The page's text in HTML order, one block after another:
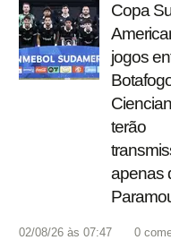
Copa
jogos
terão
apenas
02/08/26 às 07:47 0